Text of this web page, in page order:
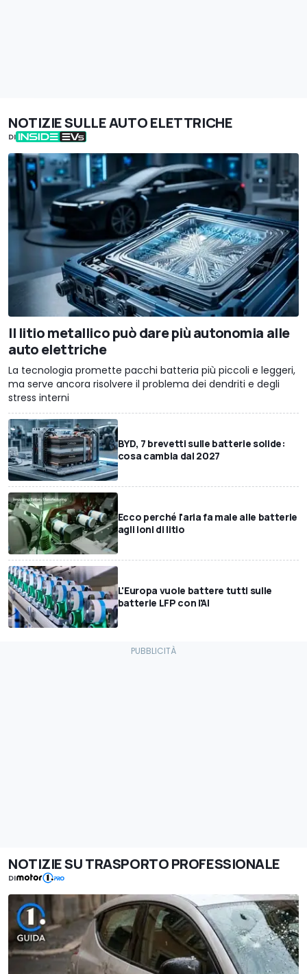
NOTIZIE SULLE AUTO ELETTRICHE
DI
Il litio metallico può dare più autonomia alle
auto elettriche
La tecnologia promette pacchi batteria più piccoli e leggeri,
ma serve ancora risolvere il problema dei dendriti e degli
stress interni
BYD, 7 brevetti sulle batterie solide:
cosa cambia dal 2027
Ecco perché l'aria fa male alle batterie
agli ioni di litio
L'Europa vuole battere tutti sulle
batterie LFP con l'AI
NOTIZIE SU TRASPORTO PROFESSIONALE
DI